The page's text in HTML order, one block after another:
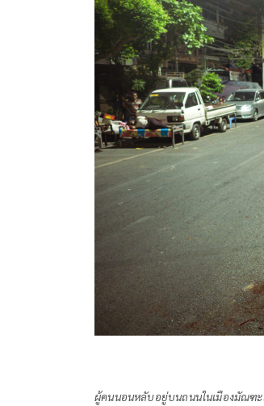
ผู้คนนอนหลับอยู่บนถนนในเมืองมัณฑะเ